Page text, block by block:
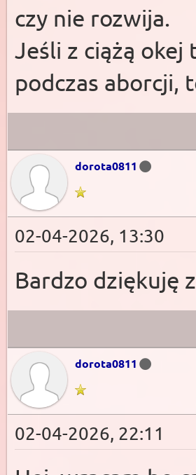
czy nie rozwija.
Jeśli z ciążą
podczas aborcji,
dorota0811
02-04-2026, 13:30
Bardzo dziękuję
dorota0811
02-04-2026, 22:11